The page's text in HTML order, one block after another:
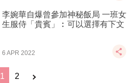
李婉華自爆曾參加神秘飯局 一班女
生服侍「貴賓」︰可以選擇有下文
6 APR 2022
1 2